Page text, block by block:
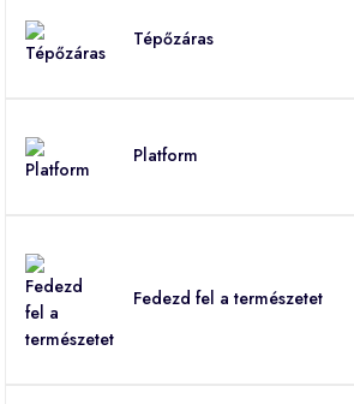
Tépőzáras
Platform
Fedezd fel a természetet